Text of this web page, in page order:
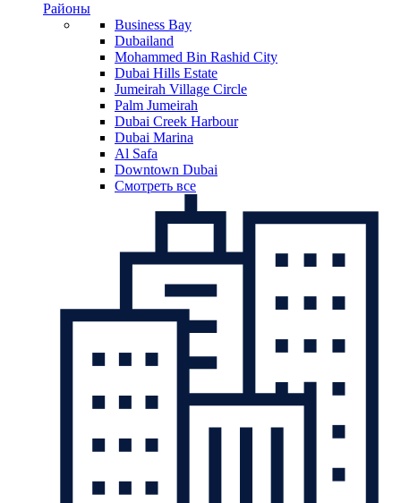
Районы
Business Bay
Dubailand
Mohammed Bin Rashid City
Dubai Hills Estate
Jumeirah Village Circle
Palm Jumeirah
Dubai Creek Harbour
Dubai Marina
Al Safa
Downtown Dubai
Смотреть все